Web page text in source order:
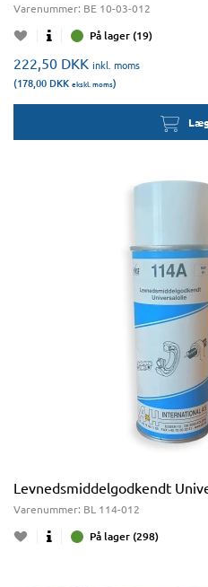
Varenummer: BE 10-03-012
På lager (19)
222,50 DKK inkl. moms
(178,00 DKK ekskl. moms)
Levnedsmiddelgodkendt
Varenummer: BL 114-012
På lager (298)